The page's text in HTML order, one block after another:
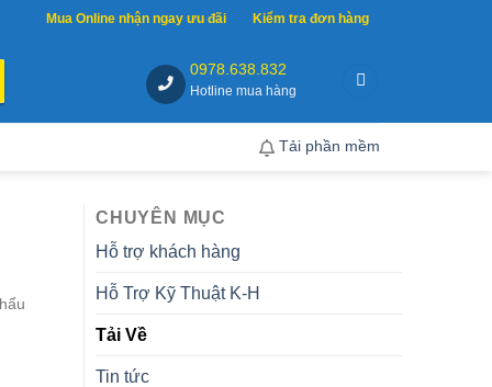
Mua Online nhận ngay ưu đãi Kiểm tra đơn hàng
0978.638.832
Hotline mua hàng
Tải phần mềm
CHUYÊN MỤC
Hỗ trợ khách hàng
Hỗ Trợ Kỹ Thuật K-H
Tải Về
Tin tức